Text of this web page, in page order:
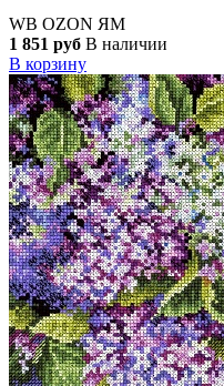
WB OZON ЯМ
1 851 руб В наличии
В корзину